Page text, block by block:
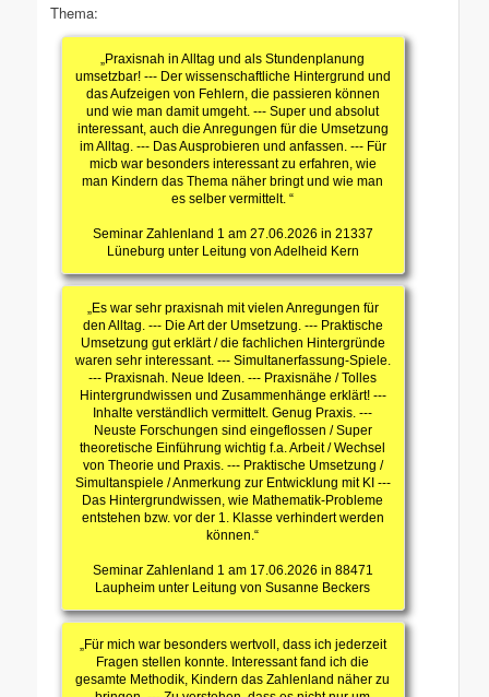
Thema:
„Praxisnah in Alltag und als Stundenplanung
umsetzbar! --- Der wissenschaftliche Hintergrund und
das Aufzeigen von Fehlern, die passieren können
und wie man damit umgeht. --- Super und absolut
interessant, auch die Anregungen für die Umsetzung
im Alltag. --- Das Ausprobieren und anfassen. --- Für
micb war besonders interessant zu erfahren, wie
man Kindern das Thema näher bringt und wie man
es selber vermittelt. “
Seminar Zahlenland 1 am 27.06.2026 in 21337
Lüneburg unter Leitung von Adelheid Kern
„Es war sehr praxisnah mit vielen Anregungen für
den Alltag. --- Die Art der Umsetzung. --- Praktische
Umsetzung gut erklärt / die fachlichen Hintergründe
waren sehr interessant. --- Simultanerfassung-Spiele.
--- Praxisnah. Neue Ideen. --- Praxisnähe / Tolles
Hintergrundwissen und Zusammenhänge erklärt! ---
Inhalte verständlich vermittelt. Genug Praxis. ---
Neuste Forschungen sind eingeflossen / Super
theoretische Einführung wichtig f.a. Arbeit / Wechsel
von Theorie und Praxis. --- Praktische Umsetzung /
Simultanspiele / Anmerkung zur Entwicklung mit KI ---
Das Hintergrundwissen, wie Mathematik-Probleme
entstehen bzw. vor der 1. Klasse verhindert werden
können.“
Seminar Zahlenland 1 am 17.06.2026 in 88471
Laupheim unter Leitung von Susanne Beckers
„Für mich war besonders wertvoll, dass ich jederzeit
Fragen stellen konnte. Interessant fand ich die
gesamte Methodik, Kindern das Zahlenland näher zu